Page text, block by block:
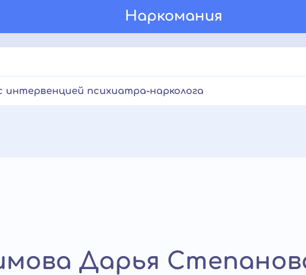
Наркомания
интервенцией психиатра-нарколога
Дарья